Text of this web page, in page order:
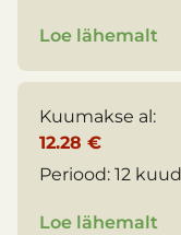
Loe lähemalt
Kuumakse al:
12.28 €
Periood: 12 kuud
Loe lähemalt